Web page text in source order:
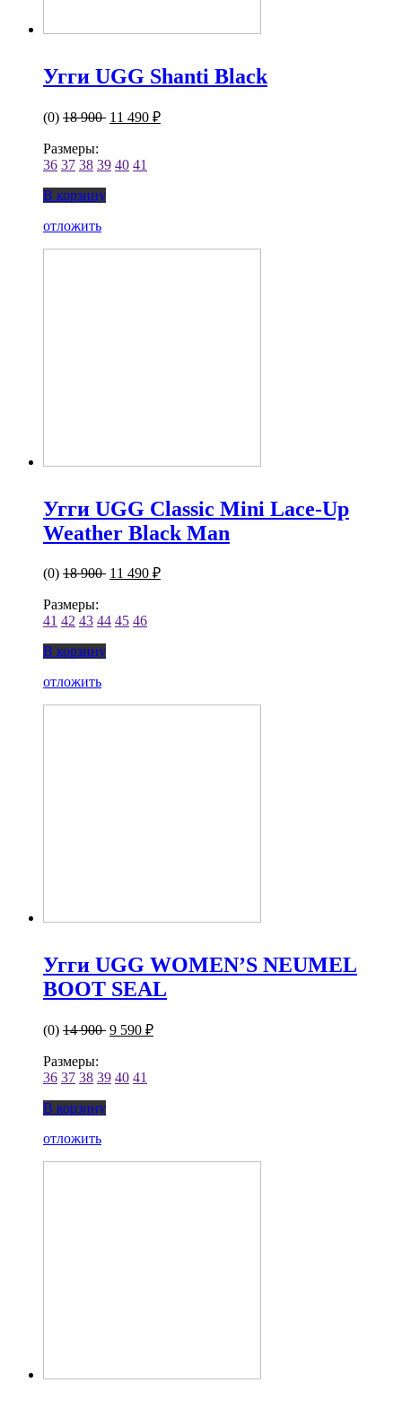
Угги UGG Shanti Black
(0) 18 900 11 490 ₽
Размеры:
36 37 38 39 40 41
В корзину
отложить
Угги UGG Classic Mini Lace-Up
Weather Black Man
(0) 18 900 11 490 ₽
Размеры:
41 42 43 44 45 46
В корзину
отложить
Угги UGG WOMEN’S NEUMEL
BOOT SEAL
(0) 14 900 9 590 ₽
Размеры:
36 37 38 39 40 41
В корзину
отложить